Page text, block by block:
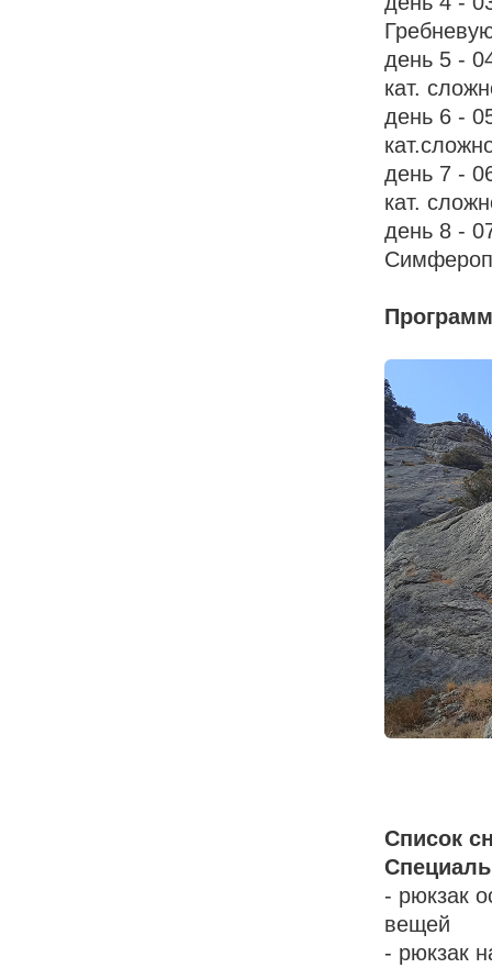
день 5 -
кат.
день 6 -
день 7 -
кат.
день 8 -
Список
- рюкзак
вещей
- рюкзак